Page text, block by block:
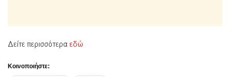
Δείτε περισσότεραεδώ
Κοινοποιήστε: